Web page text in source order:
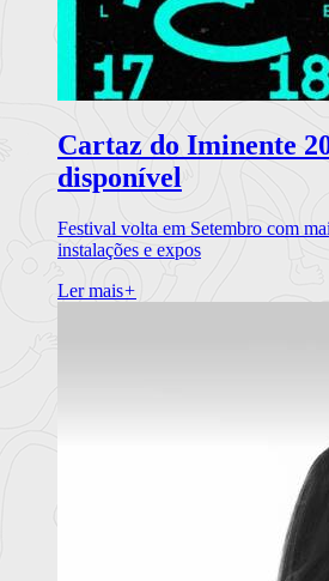
Cartaz do Iminente
disponível
Festival volta em Setembro com
instalações e expos
Ler mais+